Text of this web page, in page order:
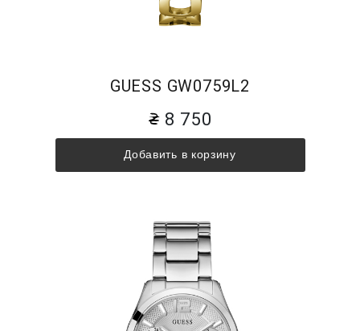
GUESS GW0759L2
8 750
Добавить в корзину